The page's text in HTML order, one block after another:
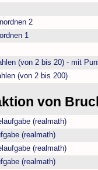
2
1
(von 2 bis 20) - mit
(von 2 bis 200)
von
(realmath)
(realmath)
(realmath)
(realmath)